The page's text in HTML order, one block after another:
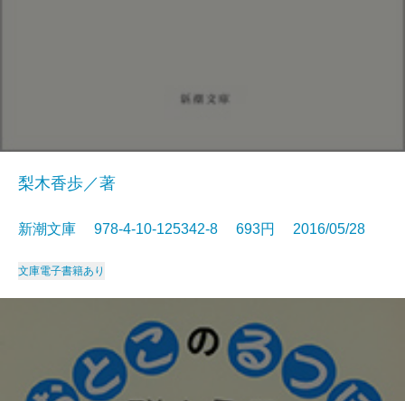
梨木香歩／著
新潮文庫 978-4-10-125342-8 693円 2016/05/28
文庫電子書籍あり